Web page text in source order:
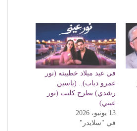
في عيد ميلاد خطيبته (نور
عمرو دياب).. (ياسين
رشدي) يطرح كليب (نور
عيني)
13 يونيو، 2026
في "سلايدر"